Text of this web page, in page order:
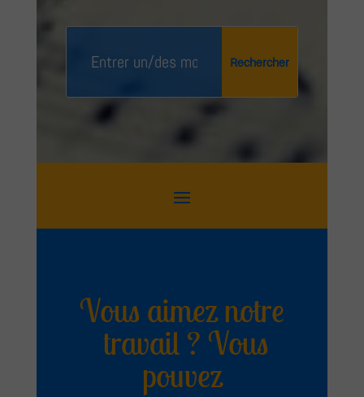
Vous aimez notre
travail ? Vous
pouvez